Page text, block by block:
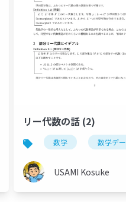
クラスタリング
リー代数の話 (2)
数学 数学デー
USAMI Kosuke